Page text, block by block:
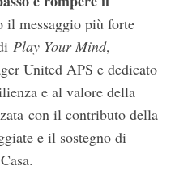
il messaggio più forte
Play Your Mind,
United APS e dedicato
e al valore della
con il contributo della
e il sostegno di